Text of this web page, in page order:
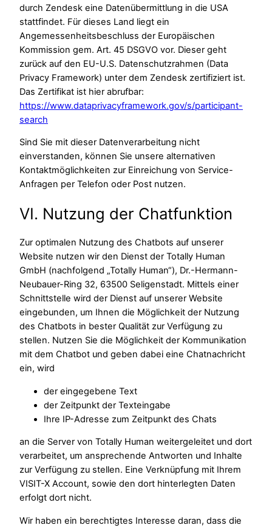
durch Zendesk eine Datenübermittlung in die USA
stattfindet. Für dieses Land liegt ein
Angemessenheitsbeschluss der Europäischen
Kommission gem. Art. 45 DSGVO vor. Dieser geht
zurück auf den EU-U.S. Datenschutzrahmen (Data
Privacy Framework) unter dem Zendesk zertifiziert ist.
Das Zertifikat ist hier abrufbar:
https://www.dataprivacyframework.gov/s/participant-
search
Sind Sie mit dieser Datenverarbeitung nicht
einverstanden, können Sie unsere alternativen
Kontaktmöglichkeiten zur Einreichung von Service-
Anfragen per Telefon oder Post nutzen.
VI. Nutzung der Chatfunktion
Zur optimalen Nutzung des Chatbots auf unserer
Website nutzen wir den Dienst der Totally Human
GmbH (nachfolgend „Totally Human“), Dr.-Hermann-
Neubauer-Ring 32, 63500 Seligenstadt. Mittels einer
Schnittstelle wird der Dienst auf unserer Website
eingebunden, um Ihnen die Möglichkeit der Nutzung
des Chatbots in bester Qualität zur Verfügung zu
stellen. Nutzen Sie die Möglichkeit der Kommunikation
mit dem Chatbot und geben dabei eine Chatnachricht
ein, wird
der eingegebene Text
der Zeitpunkt der Texteingabe
Ihre IP-Adresse zum Zeitpunkt des Chats
an die Server von Totally Human weitergeleitet und dort
verarbeitet, um ansprechende Antworten und Inhalte
zur Verfügung zu stellen. Eine Verknüpfung mit Ihrem
VISIT-X Account, sowie den dort hinterlegten Daten
erfolgt dort nicht.
Wir haben ein berechtigtes Interesse daran, dass die